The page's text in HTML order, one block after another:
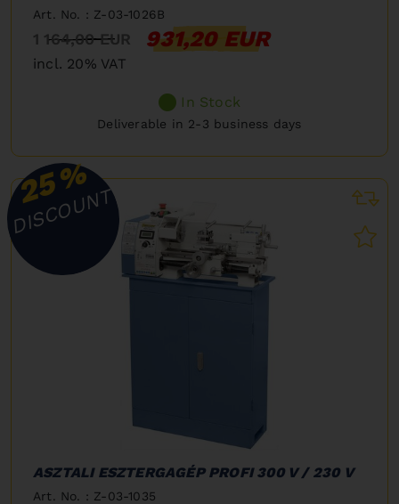
Art. No. : Z-03-1026B
1 164,00 EUR 931,20 EUR
incl. 20% VAT
In Stock
Deliverable in 2-3 business days
25%
DISCOUNT
ASZTALI ESZTERGAGÉP PROFI 300 V / 230 V
Art. No. : Z-03-1035